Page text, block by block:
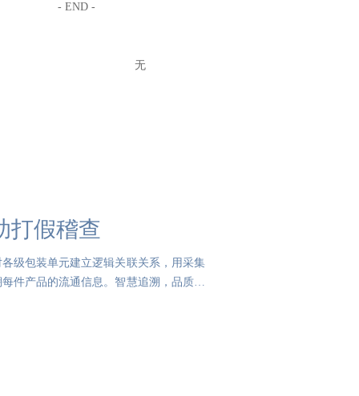
- END -
无
打假稽查
级包装单元建立逻辑关联关系，用采集
件产品的流通信息。智慧追溯，品质把